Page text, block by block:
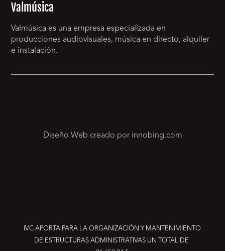
Valmúsica
Valmúsica es una empresa especializada en
producciones audiovisuales, música en directo, alquiler
e instalación.
Diseño Web creado por innobing.com
IVC APORTA PARA LA ORGANIZACIÓN Y MANTENIMIENTO
DE ESTRUCTURAS ADMINISTRATIVAS UN TOTAL DE